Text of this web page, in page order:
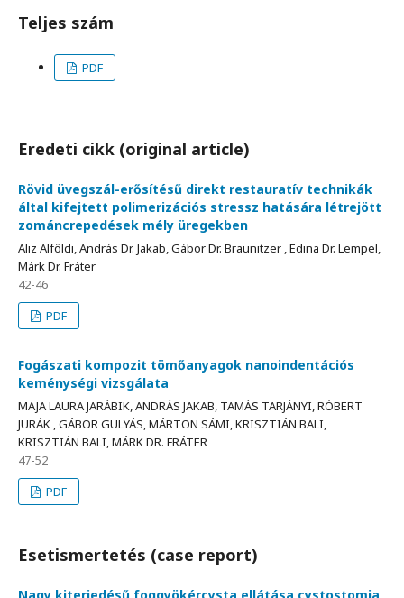
Teljes szám
PDF
Eredeti cikk (original article)
Rövid üvegszál-erősítésű direkt restauratív technikák
által kifejtett polimerizációs stressz hatására létrejött
zománcrepedések mély üregekben
Aliz Alföldi, András Dr. Jakab, Gábor Dr. Braunitzer , Edina Dr. Lempel,
Márk Dr. Fráter
42-46
PDF
Fogászati kompozit tömőanyagok nanoindentációs
keménységi vizsgálata
MAJA LAURA JARÁBIK, ANDRÁS JAKAB, TAMÁS TARJÁNYI, RÓBERT
JURÁK , GÁBOR GULYÁS, MÁRTON SÁMI, KRISZTIÁN BALI,
KRISZTIÁN BALI, MÁRK DR. FRÁTER
47-52
PDF
Esetismertetés (case report)